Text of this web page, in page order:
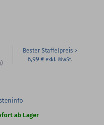
Bester Staffelpreis
6,99 €
ab Lager